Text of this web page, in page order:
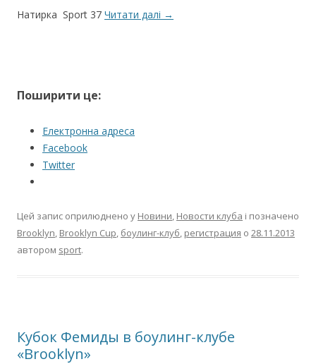
Натирка Sport 37 Читати далі →
Поширити це:
Електронна адреса
Facebook
Twitter
Цей запис оприлюднено у Новини Новости клуба і позначено
Brooklyn Brooklyn Cup боулинг-клуб регистрация о 28.11.2013
автором sport.
Кубок Фемиды в боулинг-клубе
«Brooklyn»